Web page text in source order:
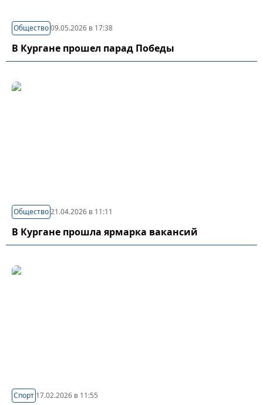
Общество09.05.2026 в 17:38
В Кургане прошел парад Победы
Общество21.04.2026 в 11:11
В Кургане прошла ярмарка вакансий
Спорт 17.02.2026 в 11:55